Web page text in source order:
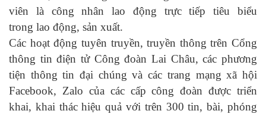
viên là công nhân lao động trực tiếp tiêu biểu
trong lao động, sản xuất.
Các hoạt động tuyên truyền, truyền thông trên Cổng
thông tin điện tử Công đoàn Lai Châu, các phương
tiện thông tin đại chúng và các trang mạng xã hội
Facebook, Zalo của các cấp công đoàn được triển
khai, khai thác hiệu quả với trên 300 tin, bài, phóng